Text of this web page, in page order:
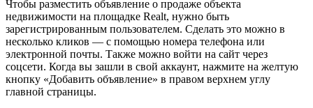
Чтобы разместить объявление о продаже объекта
недвижимости на площадке Realt, нужно быть
зарегистрированным пользователем. Сделать это можно в
несколько кликов — с помощью номера телефона или
электронной почты. Также можно войти на сайт через
соцсети. Когда вы зашли в свой аккаунт, нажмите на желтую
кнопку «Добавить объявление» в правом верхнем углу
главной страницы.